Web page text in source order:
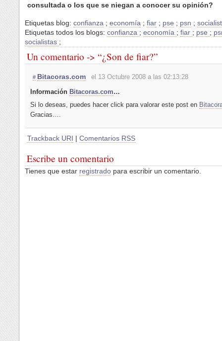
consultada o los que se niegan a conocer su opinión?
Etiquetas blog: confianza ; economía ; fiar ; pse ; psn ;
Etiquetas todos los blogs: confianza ; economía ; fiar ; pse ;
socialistas ;
Un comentario -> “¿Son de fiar?”
# Bitacoras.com
el 13 Octubre 2008 a las 02:13:28
Información Bitacoras.com…
Si lo deseas, puedes hacer click para valorar este post en
Gracias….
Trackback URI | Comentarios RSS
Escribe un comentario
Tienes que estar registrado para escribir un comentario.